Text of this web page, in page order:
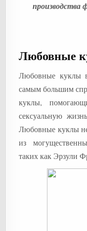
Любовные
Любовные куклы
самым большим
куклы,
сексуальную
Любовные куклы
из
таких как Эрзули